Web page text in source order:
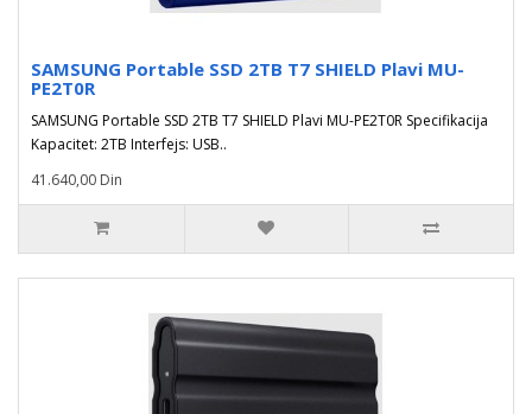
SAMSUNG Portable SSD 2TB T7 SHIELD Plavi MU-
PE2T0R
SAMSUNG Portable SSD 2TB T7 SHIELD Plavi MU-PE2T0R Specifikacija
Kapacitet: 2TB Interfejs: USB..
41.640,00 Din